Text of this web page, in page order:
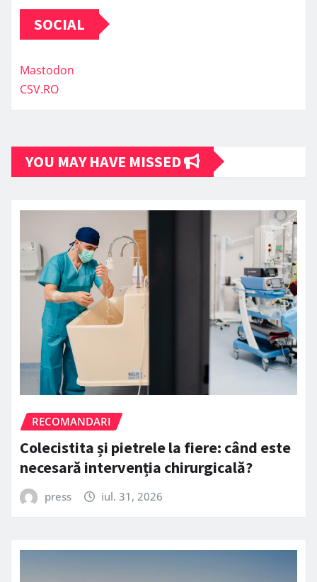
SOCIAL
Mastodon
CSV.RO
YOU MAY HAVE MISSED
RECOMANDARI
Colecistita și pietrele la fiere: când este
necesară intervenția chirurgicală?
press iul. 31, 2026